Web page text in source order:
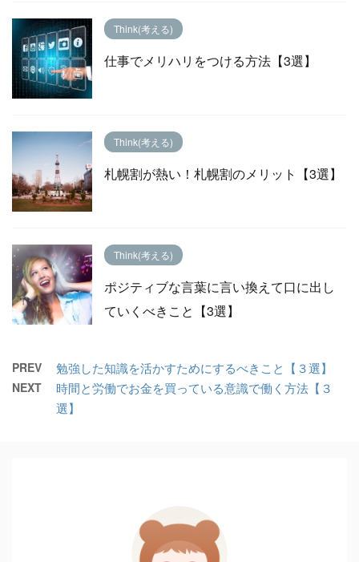
Think(考える)
仕事でメリハリをつける方法【3選】
Think(考える)
札幌割が熱い！札幌割のメリット【3選】
Think(考える)
ポジティブな言葉に言い換えて口に出し
ていくべきこと【3選】
PREV 勉強した知識を活かすためにするべきこと【３選】
NEXT
時間と労働でお金を買っている意識で働く方法【３
選】